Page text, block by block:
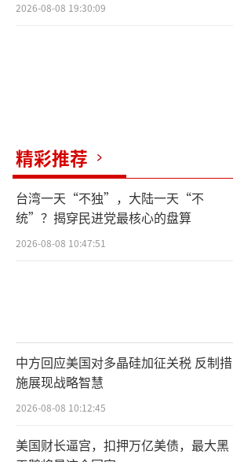
2026-08-08 19:30:09
精彩推荐
台湾一天“不独”，大陆一天“不
统”？揭穿民进党最核心的盘算
2026-08-08 10:47:51
中方回应美国对多晶硅加征关税 反制措
施展现战略智慧
2026-08-08 10:12:45
美国财长逼宫，扣押万亿美债，最大黑